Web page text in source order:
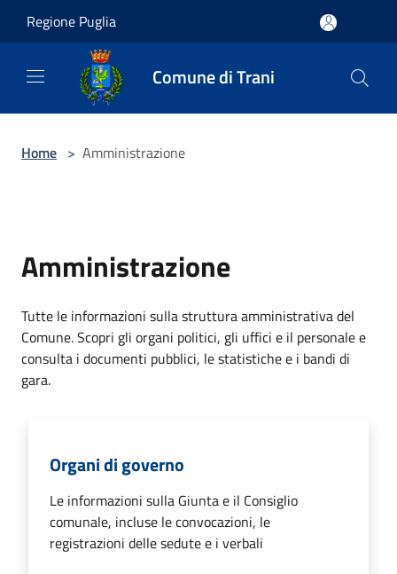
Regione Puglia
Comune di Trani
Home > Amministrazione
Amministrazione
Tutte le informazioni sulla struttura amministrativa del
Comune. Scopri gli organi politici, gli uffici e il personale e
consulta i documenti pubblici, le statistiche e i bandi di
gara.
Organi di governo
Le informazioni sulla Giunta e il Consiglio
comunale, incluse le convocazioni, le
registrazioni delle sedute e i verbali